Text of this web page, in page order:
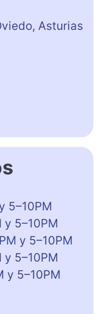
Asturias
5–10PM
y 5–10PM
y 5–10PM
y 5–10PM
y 5–10PM